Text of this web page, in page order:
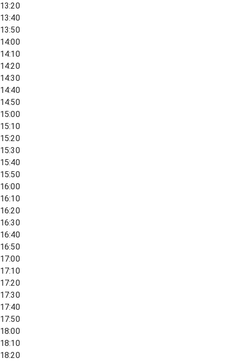
13:20
13:40
13:50
14:00
14:10
14:20
14:30
14:40
14:50
15:00
15:10
15:20
15:30
15:40
15:50
16:00
16:10
16:20
16:30
16:40
16:50
17:00
17:10
17:20
17:30
17:40
17:50
18:00
18:10
18:20